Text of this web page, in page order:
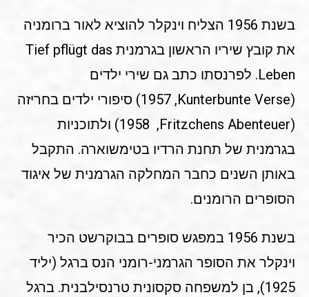
בשנת 1956 הצליח וינקלר להוציא לאור ברומניה
את קובץ שיריו הראשון בגרמנית Tief pflügt das
Leben. לפרנסתו כתב גם שירי ילדים
(Kunterbunte Verse,‏ 1957) סיפורי ילדים בחריזה
(Fritzchens Abenteuer, ‏ 1958) ולתוכניות
בגרמנית של תחנת הרדיו בטימשוארה. התקבל
באותן השנים כחבר המחלקה הגרמנית של איגוד
הסופרים הרומנים.
בשנת 1956 במפגש סופרים בבוקרשט הכיר
וינקלר את הסופר הגרמני-רומני הנס ברגל (יליד
1925), בן למשפחה סקסונית טרנסילבנית. ברגל